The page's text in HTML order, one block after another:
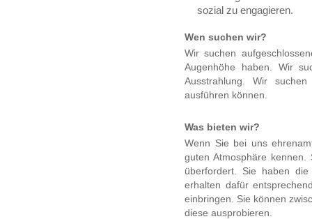
sozial zu engagieren.
Wen suchen wir?
Wir suchen
Augenhöhe haben. Wir
Ausstrahlung. Wir
ausführen können.
Was bieten wir?
Wenn Sie bei uns
guten Atmosphäre
überfordert. Sie haben
erhalten dafür
einbringen. Sie können
diese ausprobieren.